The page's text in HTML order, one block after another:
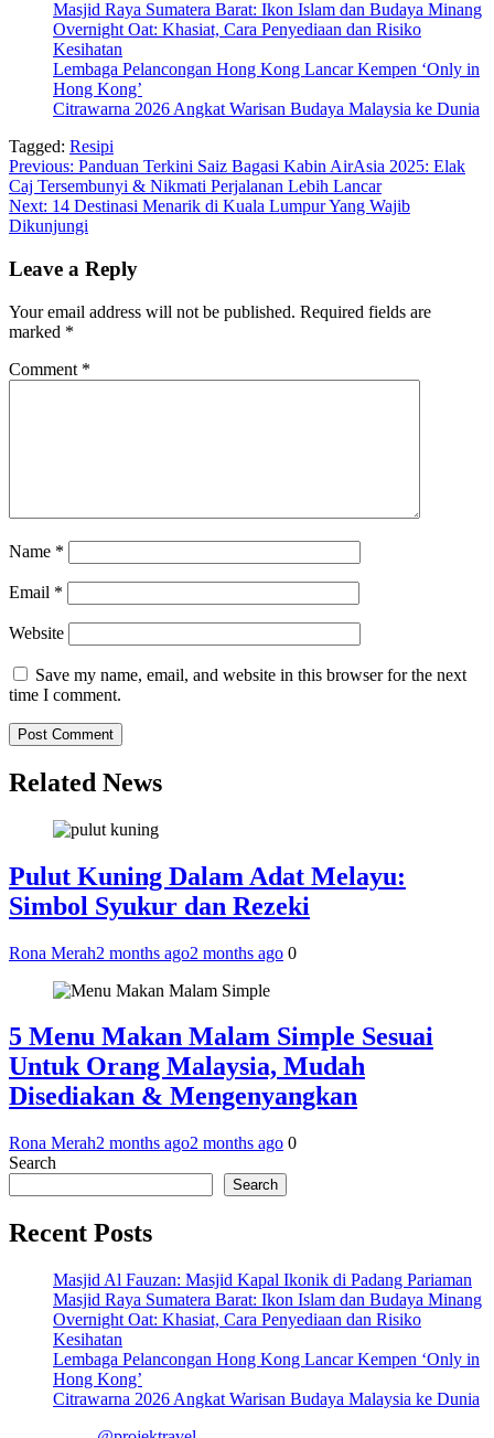
Masjid Raya Sumatera Barat: Ikon Islam dan Budaya Minang
Overnight Oat: Khasiat, Cara Penyediaan dan Risiko
Kesihatan
Lembaga Pelancongan Hong Kong Lancar Kempen ‘Only in
Hong Kong’
Citrawarna 2026 Angkat Warisan Budaya Malaysia ke Dunia
Tagged: Resipi
Post
navigation
Previous: Panduan Terkini Saiz Bagasi Kabin AirAsia 2025: Elak
Caj Tersembunyi & Nikmati Perjalanan Lebih Lancar
Next: 14 Destinasi Menarik di Kuala Lumpur Yang Wajib
Dikunjungi
Leave a Reply
Your email address will not be published. Required fields are
marked *
Comment *
Name *
Email *
Website
Save my name, email, and website in this browser for the next
time I comment.
Related News
Pulut Kuning Dalam Adat Melayu:
Simbol Syukur dan Rezeki
Rona Merah2 months ago2 months ago 0
5 Menu Makan Malam Simple Sesuai
Untuk Orang Malaysia, Mudah
Disediakan & Mengenyangkan
Rona Merah2 months ago2 months ago 0
Search
Search
Recent Posts
Masjid Al Fauzan: Masjid Kapal Ikonik di Padang Pariaman
Masjid Raya Sumatera Barat: Ikon Islam dan Budaya Minang
Overnight Oat: Khasiat, Cara Penyediaan dan Risiko
Kesihatan
Lembaga Pelancongan Hong Kong Lancar Kempen ‘Only in
Hong Kong’
Citrawarna 2026 Angkat Warisan Budaya Malaysia ke Dunia